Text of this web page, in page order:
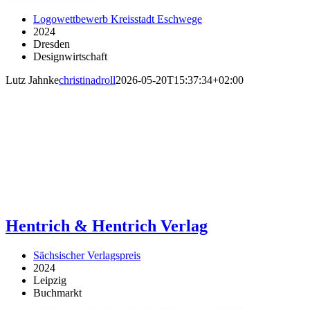
Logowettbewerb Kreisstadt Eschwege
2024
Dresden
Designwirtschaft
Lutz Jahnkechristinadroll2026-05-20T15:37:34+02:00
Hentrich & Hentrich Verlag
Sächsischer Verlagspreis
2024
Leipzig
Buchmarkt